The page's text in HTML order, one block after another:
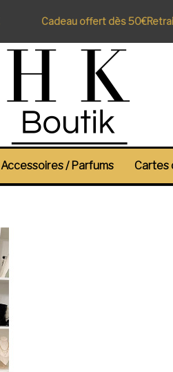
Cadeau offert dès 50€Retrait
Accessoires / Parfums Cartes